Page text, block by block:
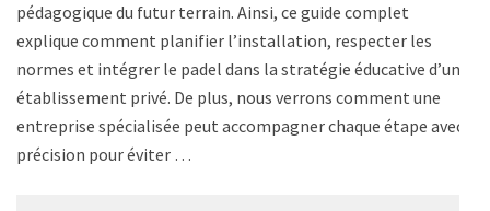
pédagogique du futur terrain. Ainsi, ce guide complet
explique comment planifier l’installation, respecter les
normes et intégrer le padel dans la stratégie éducative d’un
établissement privé. De plus, nous verrons comment une
entreprise spécialisée peut accompagner chaque étape avec
précision pour éviter …